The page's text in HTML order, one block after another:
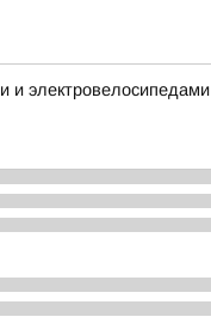
и электровелосипедами